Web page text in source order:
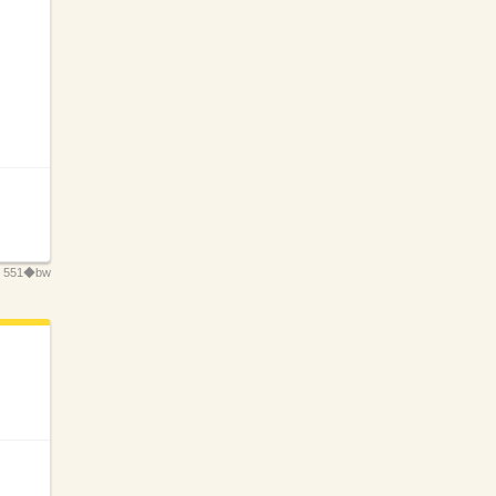
551◆bw